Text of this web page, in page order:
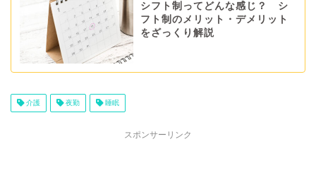
シフト制ってどんな感じ？ シ
フト制のメリット・デメリット
をざっくり解説
介護 夜勤 睡眠
スポンサーリンク